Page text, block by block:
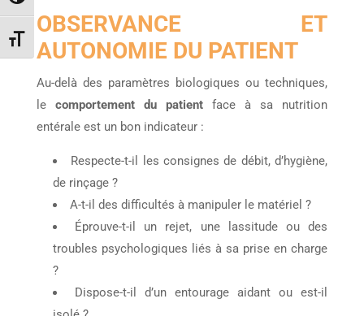
Changer la taille de la police
OBSERVANCE ET
AUTONOMIE DU PATIENT
Au-delà des paramètres biologiques ou techniques,
le comportement du patientface à sa nutrition
entérale est un bon indicateur :
Respecte-t-il les consignes de débit, d’hygiène,
de rinçage ?
A-t-il des difficultés à manipuler le matériel ?
Éprouve-t-il un rejet, une lassitude ou des
troubles psychologiques liés à sa prise en charge
?
Dispose-t-il d’un entourage aidant ou est-il